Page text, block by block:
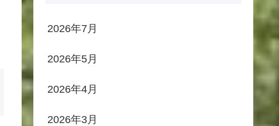
2026年7月
2026年5月
2026年4月
2026年3月